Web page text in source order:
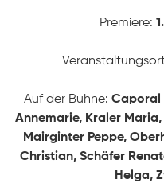
Premiere:
Auf der Bühne: Caporal
Annemarie, Kraler
Mairginter Peppe,
Christian, Schäfer
Helga,